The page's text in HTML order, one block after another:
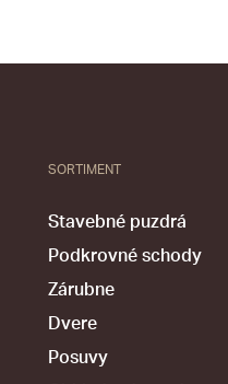
SORTIMENT
Stavebné puzdrá
Podkrovné schody
Zárubne
Dvere
Posuvy